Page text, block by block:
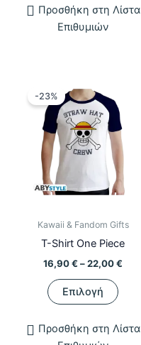
Προσθήκη στη Λίστα
Επιθυμιών
-23%
Kawaii & Fandom Gifts
T-Shirt One Piece
16,90€ –22,00€
Επιλογή
το
έχει
Προσθήκη στη Λίστα